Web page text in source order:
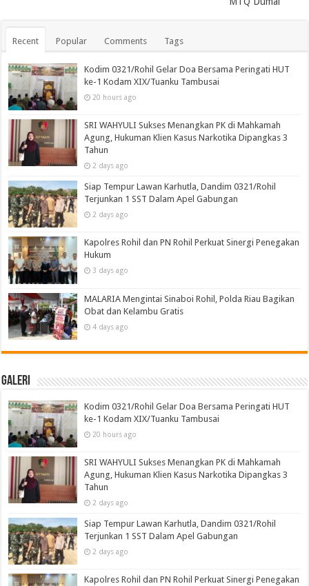
Recent Popular Comments Tags
Kodim 0321/Rohil Gelar Doa Bersama Peringati HUT
ke-1 Kodam XIX/Tuanku Tambusai
20 hours ago
SRI WAHYULI Sukses Menangkan PK di Mahkamah
Agung, Hukuman Klien Kasus Narkotika Dipangkas 3
Tahun
2 days ago
Siap Tempur Lawan Karhutla, Dandim 0321/Rohil
Terjunkan 1 SST Dalam Apel Gabungan
2 days ago
Kapolres Rohil dan PN Rohil Perkuat Sinergi Penegakan
Hukum
3 days ago
MALARIA Mengintai Sinaboi Rohil, Polda Riau Bagikan
Obat dan Kelambu Gratis
4 days ago
Galeri
Kodim 0321/Rohil Gelar Doa Bersama Peringati HUT
ke-1 Kodam XIX/Tuanku Tambusai
20 hours ago
SRI WAHYULI Sukses Menangkan PK di Mahkamah
Agung, Hukuman Klien Kasus Narkotika Dipangkas 3
Tahun
2 days ago
Siap Tempur Lawan Karhutla, Dandim 0321/Rohil
Terjunkan 1 SST Dalam Apel Gabungan
2 days ago
Kapolres Rohil dan PN Rohil Perkuat Sinergi Penegakan